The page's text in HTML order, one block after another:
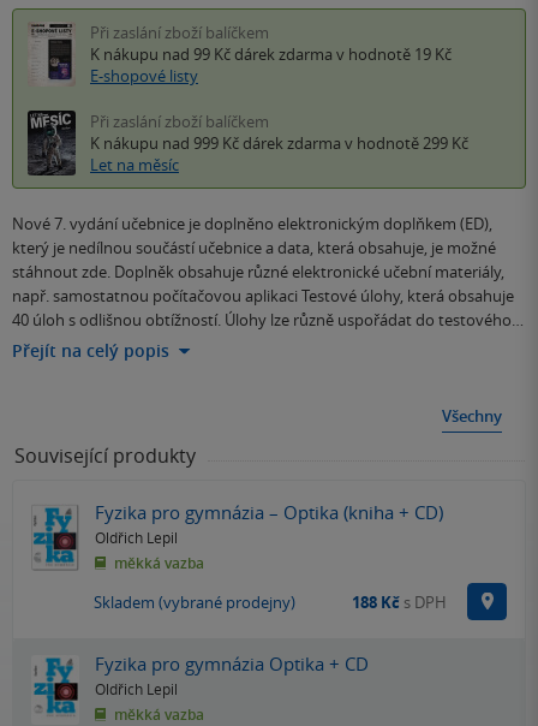
Při zaslání zboží balíčkem
K nákupu nad 99 Kč dárek zdarma v hodnotě 19 Kč
E-shopové listy
Při zaslání zboží balíčkem
K nákupu nad 999 Kč dárek zdarma v hodnotě 299 Kč
Let na měsíc
Nové 7. vydání učebnice je doplněno elektronickým doplňkem (ED),
který je nedílnou součástí učebnice a data, která obsahuje, je možné
stáhnout zde. Doplněk obsahuje různé elektronické učební materiály,
např. samostatnou počítačovou aplikaci Testové úlohy, která obsahuje
40 úloh s odlišnou obtížností. Úlohy lze různě uspořádat do testového…
Přejít na celý popis
Všechny
Související produkty
Fyzika pro gymnázia – Optika (kniha + CD)
Oldřich Lepil
měkká vazba
Skladem (vybrané prodejny) 188 Kč s DPH
Fyzika pro gymnázia Optika + CD
Oldřich Lepil
měkká vazba